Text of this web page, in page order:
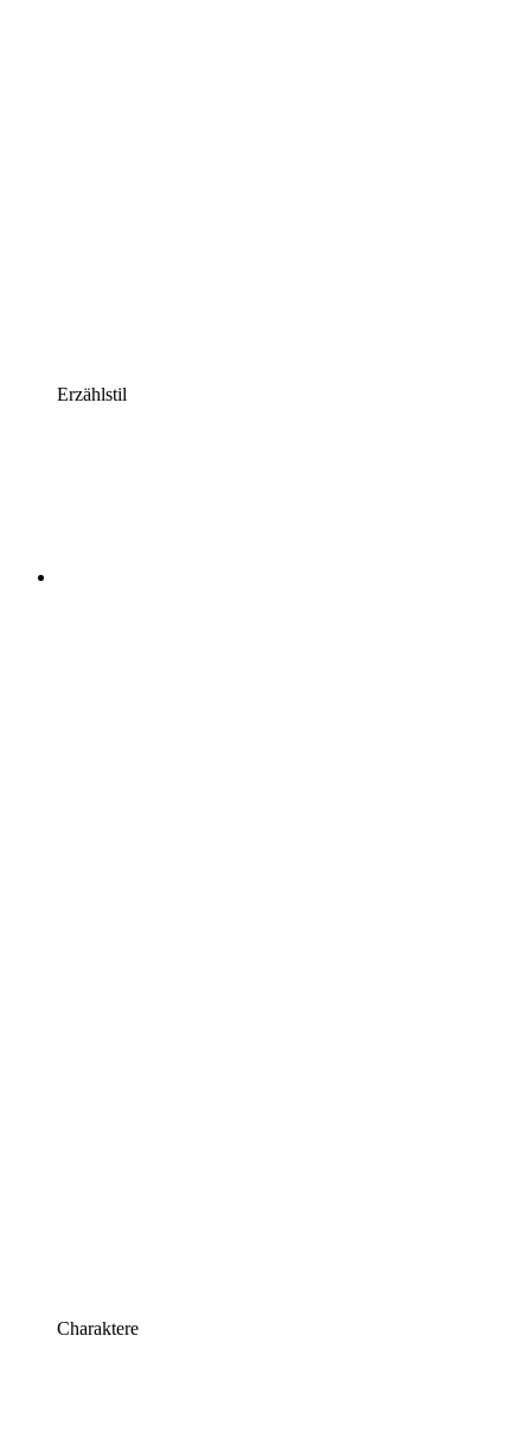
Erzählstil
Charaktere